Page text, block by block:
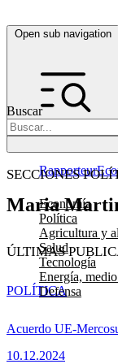
Open sub navigation
Buscar
SECCIONES
Economía
Política
Agricultura y
Salud
Tecnología
Energía,
Defensa
Rapporteur
Maria
ÚLTIMAS
Acuerdo UE-
10.12.2024
POLÍTICA